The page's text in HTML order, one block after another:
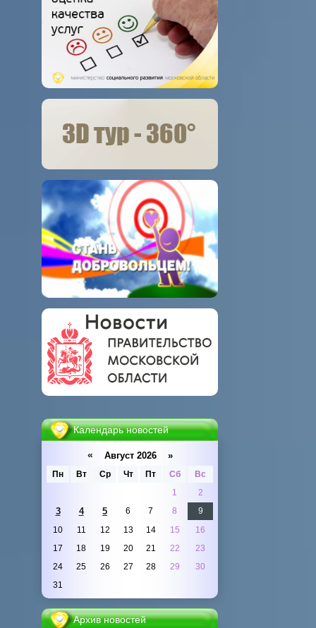
Календарь новостей
« Август 2026 »
Пн Вт Ср Чт Пт Сб
Вс
1
2
3 4 5 6 7 8
9
10
11 12 13 14 15
16
17
18 19 20 21 22
23
24
25 26 27 28 29
30
31
Архив новостей